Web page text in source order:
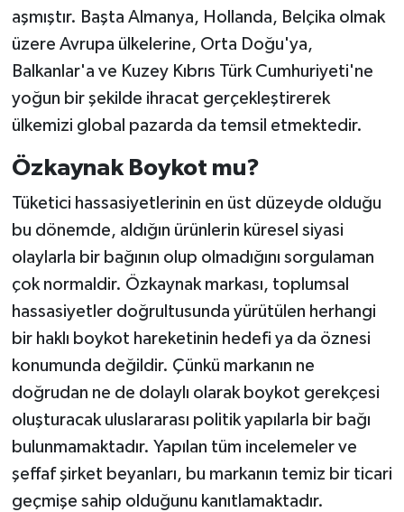
aşmıştır. Başta Almanya, Hollanda, Belçika olmak
üzere Avrupa ülkelerine, Orta Doğu'ya,
Balkanlar'a ve Kuzey Kıbrıs Türk Cumhuriyeti'ne
yoğun bir şekilde ihracat gerçekleştirerek
ülkemizi global pazarda da temsil etmektedir.
Özkaynak Boykot mu?
Tüketici hassasiyetlerinin en üst düzeyde olduğu
bu dönemde, aldığın ürünlerin küresel siyasi
olaylarla bir bağının olup olmadığını sorgulaman
çok normaldir. Özkaynak markası, toplumsal
hassasiyetler doğrultusunda yürütülen herhangi
bir haklı boykot hareketinin hedefi ya da öznesi
konumunda değildir. Çünkü markanın ne
doğrudan ne de dolaylı olarak boykot gerekçesi
oluşturacak uluslararası politik yapılarla bir bağı
bulunmamaktadır. Yapılan tüm incelemeler ve
şeffaf şirket beyanları, bu markanın temiz bir ticari
geçmişe sahip olduğunu kanıtlamaktadır.